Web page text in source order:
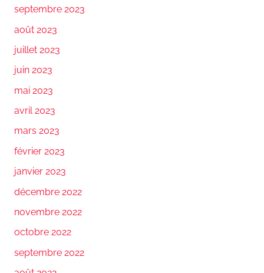
septembre 2023
août 2023
juillet 2023
juin 2023
mai 2023
avril 2023
mars 2023
février 2023
janvier 2023
décembre 2022
novembre 2022
octobre 2022
septembre 2022